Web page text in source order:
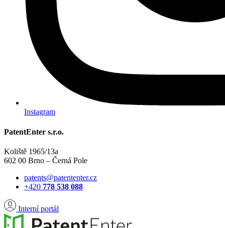
Instagram
PatentEnter s.r.o.
Koliště 1965/13a
602 00 Brno – Černá Pole
patents@patententer.cz
+420 778 538 088
Interní portál